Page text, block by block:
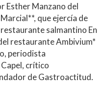
Esther Manzano del
que ejercía de
salmantino En
restaurante Ambivium*
periodista
crítico
de Gastroactitud.